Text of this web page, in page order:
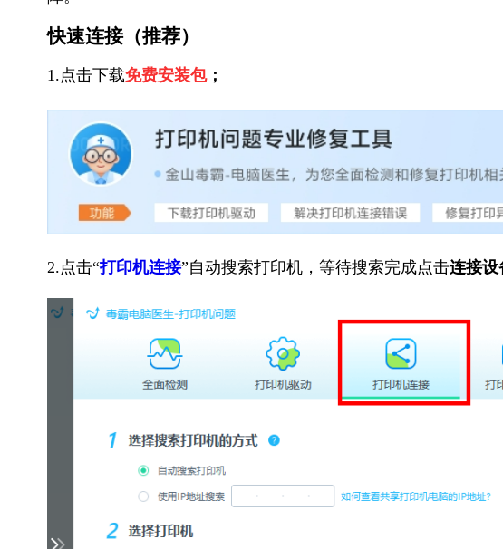
快速连接（推荐）
1.点击下载免费安装包；
2.点击“打印机连接”自动搜索打印机，等待搜索完成点击连接设